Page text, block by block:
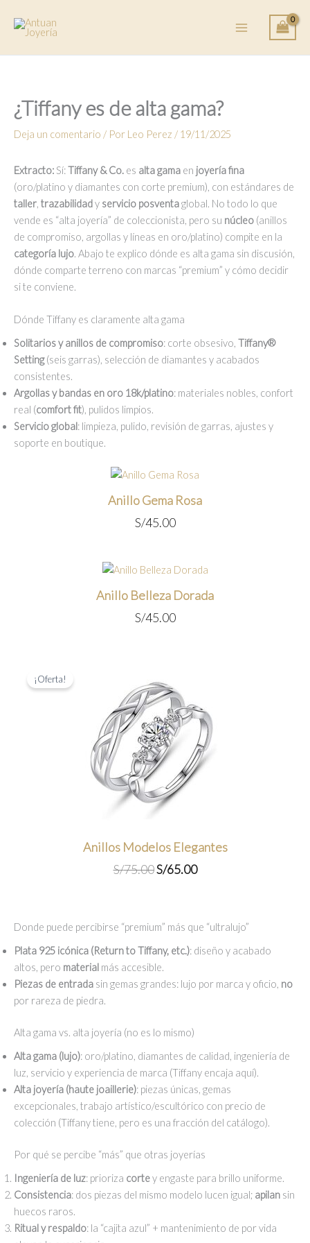
contenido
¿Tiffany es de alta gama?
Deja un comentario / Por Leo Perez / 19/11/2025
Extracto: Sí:Tiffany & Co. es alta gama en joyería fina
(oro/platino y diamantes con corte premium), con estándares de
taller, trazabilidady servicio posventaglobal. No todo lo que
vende es “alta joyería” de coleccionista, pero su núcleo (anillos
de compromiso, argollas y líneas en oro/platino) compite en la
categoría lujo. Abajo te explico dónde es alta gama sin discusión,
dónde comparte terreno con marcas “premium” y cómo decidir
si te conviene.
Dónde Tiffany es claramente alta gama
Solitarios y anillos de compromiso: corte obsesivo, Tiffany®
Setting(seis garras), selección de diamantes y acabados
consistentes.
Argollas y bandas en oro 18k/platino: materiales nobles, confort
real (comfort fit), pulidos limpios.
Servicio global: limpieza, pulido, revisión de garras, ajustes y
soporte en boutique.
Anillo Gema Rosa
S/45.00
Anillo Belleza Dorada
S/45.00
¡Oferta!
Anillos Modelos Elegantes
S/75.00El
S/75.00.
S/65.00El
S/65.00.
Donde puede percibirse “premium” más que “ultralujo”
Plata 925 icónica (Return to Tiffany, etc.): diseño y acabado
altos, pero material más accesible.
Piezas de entrada sin gemas grandes: lujo por marca y oficio, no
por rareza de piedra.
Alta gama vs. alta joyería (no es lo mismo)
Alta gama (lujo): oro/platino, diamantes de calidad, ingeniería de
luz, servicio y experiencia de marca (Tiffany encaja aquí).
Alta joyería (haute joaillerie): piezas únicas, gemas
excepcionales, trabajo artístico/escultórico con precio de
colección (Tiffany tiene, pero es una fracción del catálogo).
Por qué se percibe “más” que otras joyerías
Ingeniería de luz: prioriza cortey engaste para brillo uniforme.
Consistencia: dos piezas del mismo modelo lucen igual; apilan sin
huecos raros.
Ritual y respaldo: la “cajita azul” + mantenimiento de por vida